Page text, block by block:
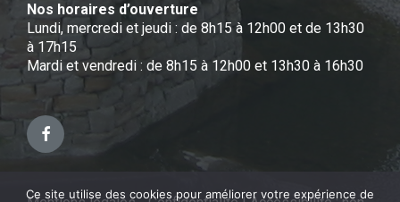
Nos horaires d’ouverture
Lundi, mercredi et jeudi : de 8h15 à 12h00 et de 13h30
à 17h15
Mardi et vendredi : de 8h15 à 12h00 et 13h30 à 16h30
Facebook
Ce site utilise des cookies pour améliorer votre expérience de